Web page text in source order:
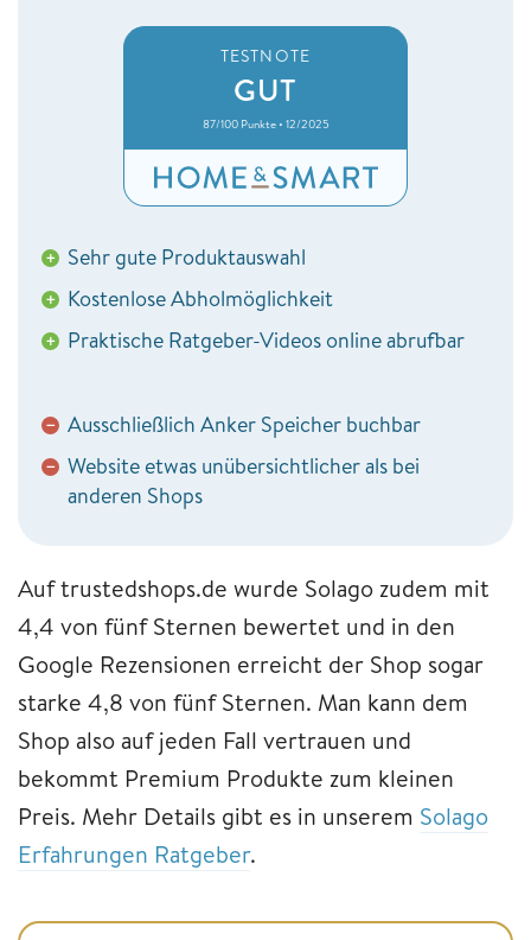
TESTNOTE
GUT
87/100 Punkte • 12/2025
+ Sehr gute Produktauswahl
+ Kostenlose Abholmöglichkeit
+ Praktische Ratgeber-Videos online abrufbar
− Ausschließlich Anker Speicher buchbar
− Website etwas unübersichtlicher als bei
anderen Shops
Auf trustedshops.de wurde Solago zudem mit
4,4 von fünf Sternen bewertet und in den
Google Rezensionen erreicht der Shop sogar
starke 4,8 von fünf Sternen. Man kann dem
Shop also auf jeden Fall vertrauen und
bekommt Premium Produkte zum kleinen
Preis. Mehr Details gibt es in unserem Solago
Erfahrungen Ratgeber.